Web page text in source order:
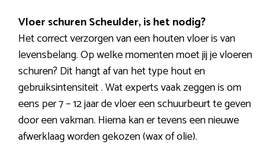
Vloer schuren Scheulder, is het nodig?
Het correct verzorgen van een houten vloer is van
levensbelang. Op welke momenten moet jij je vloeren
schuren? Dit hangt af van het type hout en
gebruiksintensiteit . Wat experts vaak zeggen is om
eens per 7 – 12 jaar de vloer een schuurbeurt te geven
door een vakman. Hierna kan er tevens een nieuwe
afwerklaag worden gekozen (wax of olie).